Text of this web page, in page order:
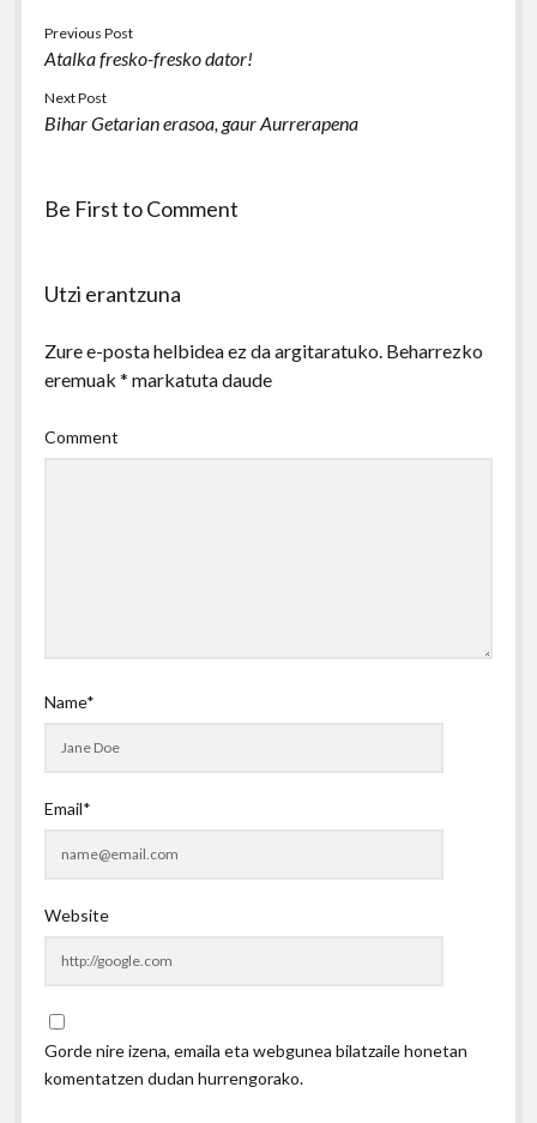
Previous Post
Atalka fresko-fresko dator!
Next Post
Bihar Getarian erasoa, gaur Aurrerapena
Be First to Comment
Utzi erantzuna
Zure e-posta helbidea ez da argitaratuko. Beharrezko
eremuak * markatuta daude
Comment
Name*
Email*
Website
Gorde nire izena, emaila eta webgunea bilatzaile honetan
komentatzen dudan hurrengorako.